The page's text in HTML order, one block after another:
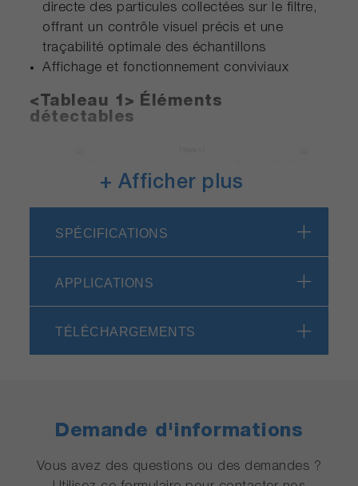
directe des particules collectées sur le filtre,
offrant un contrôle visuel précis et une
traçabilité optimale des échantillons
Affichage et fonctionnement conviviaux
<Tableau 1> Éléments
détectables
Les spécifications, l'apparence et autres
caractéristiques des produits peuvent être
<Tableau 2> Limite de détection
la plus basse (Exemple) (σ) (ng/m
+ Afficher plus
SPÉCIFICATIONS
APPLICATIONS
TÉLÉCHARGEMENTS
Demande d'informations
Vous avez des questions ou des demandes ?